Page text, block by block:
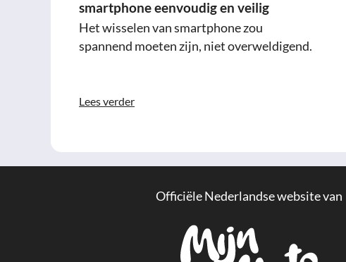
smartphone eenvoudig en veilig
Het wisselen van smartphone zou
spannend moeten zijn, niet overweldigend.
Lees verder
Officiële Nederlandse website van